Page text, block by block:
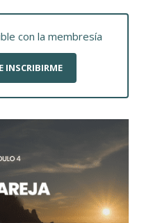
con la membresía
INSCRIBIRME